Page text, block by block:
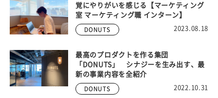
DONUTS 2023.08.18
覚にやりがいを感じる【マーケティング
室 マーケティング職 インターン】
DONUTS 2022.10.31
最高のプロダクトを作る集団
「DONUTS」 シナジーを生み出す、最
新の事業内容を全紹介